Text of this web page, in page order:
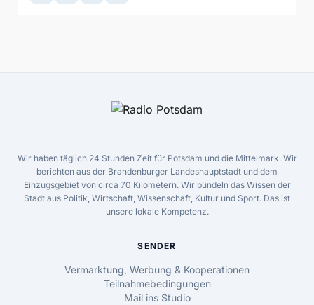
Wir haben täglich 24 Stunden Zeit für Potsdam und die Mittelmark. Wir
berichten aus der Brandenburger Landeshauptstadt und dem
Einzugsgebiet von circa 70 Kilometern. Wir bündeln das Wissen der
Stadt aus Politik, Wirtschaft, Wissenschaft, Kultur und Sport. Das ist
unsere lokale Kompetenz.
SENDER
Vermarktung, Werbung & Kooperationen
Teilnahmebedingungen
Mail ins Studio